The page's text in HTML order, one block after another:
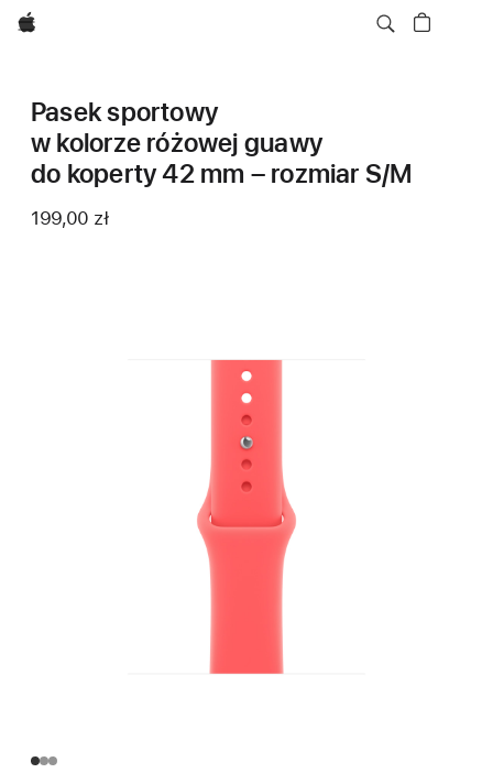
Apple
Pasek sportowy
w kolorze różowej guawy
do koperty 42 mm – rozmiar S/M
199,00 zł